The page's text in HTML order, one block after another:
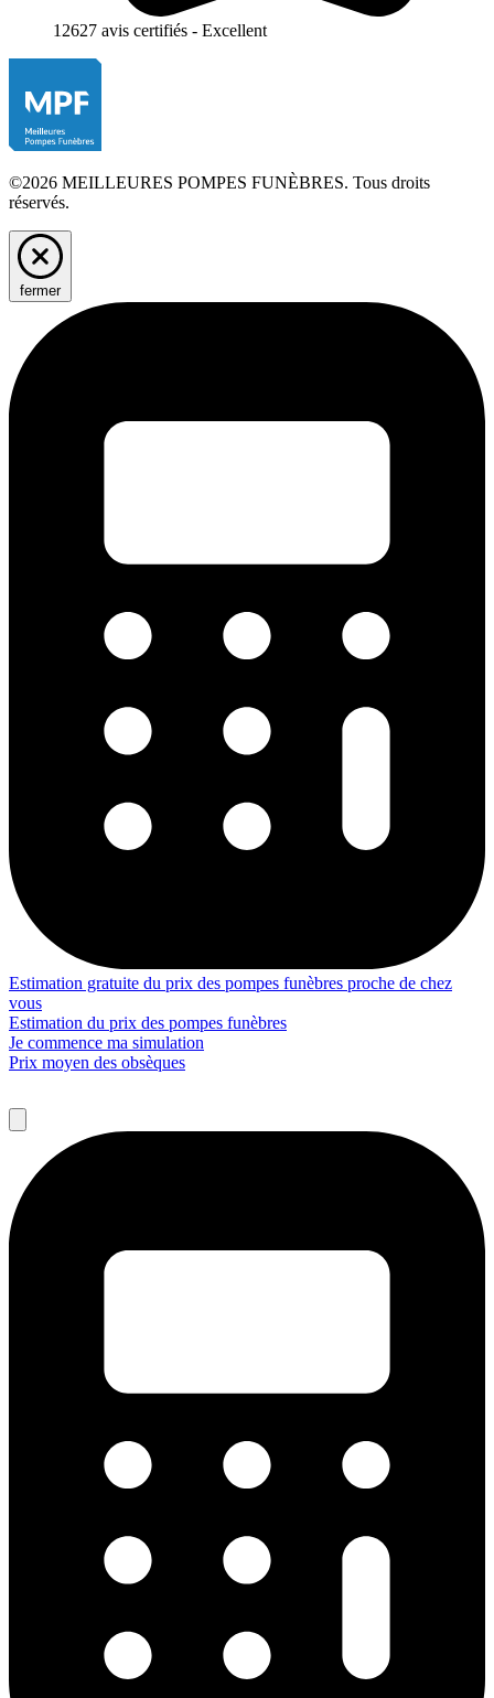
12627 avis certifiés - Excellent
©2026 MEILLEURES POMPES FUNÈBRES. Tous droits
réservés.
fermer
Estimation gratuite du prix des pompes funèbres proche de chez
vous
Estimation du prix des pompes funèbres
Je commence ma simulation
Prix moyen des obsèques